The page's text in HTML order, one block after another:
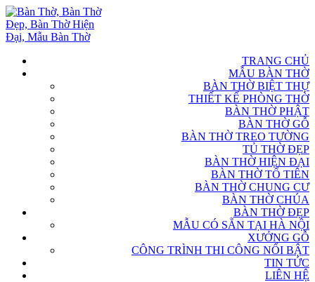
TRANG CHỦ
MẪU BÀN THỜ
BÀN THỜ BIỆT THỰ
THIẾT KẾ PHÒNG THỜ
BÀN THỜ PHẬT
BÀN THỜ GỖ
BÀN THỜ TREO TƯỜNG
TỦ THỜ ĐẸP
BÀN THỜ HIỆN ĐẠI
BÀN THỜ TỔ TIÊN
BÀN THỜ CHUNG CƯ
BÀN THỜ CHÚA
BÀN THỜ ĐẸP
MẪU CÓ SẴN TẠI HÀ NỘI
XƯỞNG GỖ
CÔNG TRÌNH THI CÔNG NỔI BẬT
TIN TỨC
LIÊN HỆ